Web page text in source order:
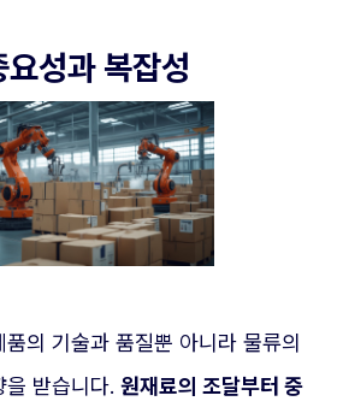
성과 복잡성
의 기술과 품질뿐 아니라 물류의
받습니다. 원재료의 조달부터 중